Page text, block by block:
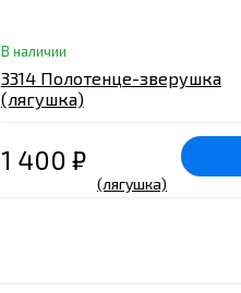
В наличии
3314 Полотенце-зверушка
(лягушка)
1 400 ₽